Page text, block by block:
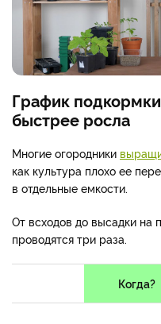
График
быстрее росла
Многие огородники
как культура плохо ее
в отдельные емкости.
От всходов до высадки на
проводятся три раза.
Когда?